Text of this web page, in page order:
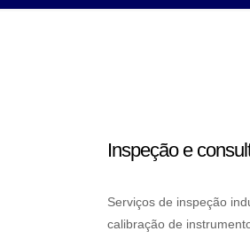
Inspeção e
Serviços de inspeção
calibração de